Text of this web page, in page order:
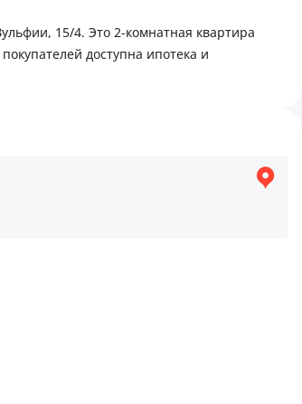
15/4. Это 2-комнатная квартира
доступна ипотека и